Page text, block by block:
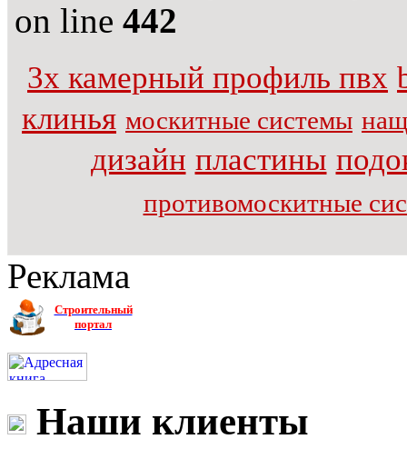
on line 442
3х камерный профиль пвх
клинья москитные системы
дизайн пластины
противомоскитные
Реклама
Строительный
портал
Наши клиенты